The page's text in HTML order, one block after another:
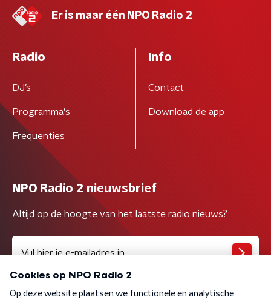
Er is maar één NPO Radio 2
Radio
DJ’s
Programma's
Frequenties
Info
Contact
Download de app
NPO Radio 2 nieuwsbrief
Altijd op de hoogte van het laatste radio nieuws?